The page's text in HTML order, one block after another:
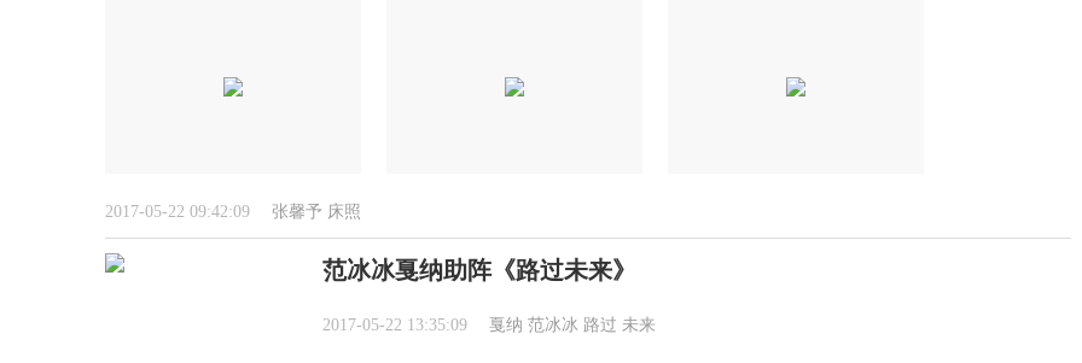
2017-05-22 09:42:09 张馨予 床照
范冰冰戛纳助阵《路过未来》
2017-05-22 13:35:09 戛纳 范冰冰 路过 未来